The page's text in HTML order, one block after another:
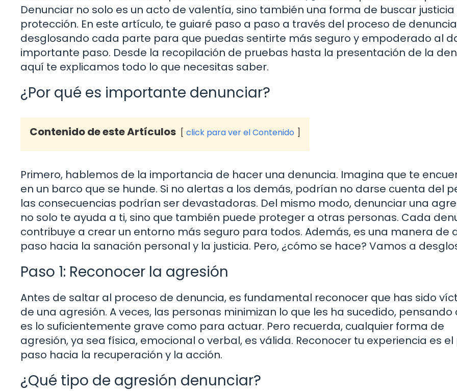
Denunciar no solo es un acto de valentía, sino también una forma de buscar justicia
protección. En este artículo, te guiaré paso a paso a través del proceso de
desglosando cada parte para que puedas sentirte más seguro y empoderado al
importante paso. Desde la recopilación de pruebas hasta la presentación de la
aquí te explicamos todo lo que necesitas saber.
¿Por qué es importante denunciar?
Contenido de este Artículos click para ver el Contenido
Primero, hablemos de la importancia de hacer una denuncia. Imagina que te
en un barco que se hunde. Si no alertas a los demás, podrían no darse cuenta del
las consecuencias podrían ser devastadoras. Del mismo modo, denunciar una
no solo te ayuda a ti, sino que también puede proteger a otras personas. Cada
contribuye a crear un entorno más seguro para todos. Además, es una manera de
paso hacia la sanación personal y la justicia. Pero, ¿cómo se hace? Vamos a
Paso 1: Reconocer la agresión
Antes de saltar al proceso de denuncia, es fundamental reconocer que has sido
de una agresión. A veces, las personas minimizan lo que les ha sucedido, pensando
es lo suficientemente grave como para actuar. Pero recuerda, cualquier forma de
agresión, ya sea física, emocional o verbal, es válida. Reconocer tu experiencia es
paso hacia la recuperación y la acción.
¿Qué tipo de agresión denunciar?